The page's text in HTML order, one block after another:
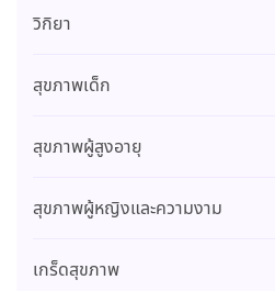
วิกิยา
สุขภาพเด็ก
สุขภาพผู้สูงอายุ
สุขภาพผู้หญิงและความงาม
เกร็ดสุขภาพ